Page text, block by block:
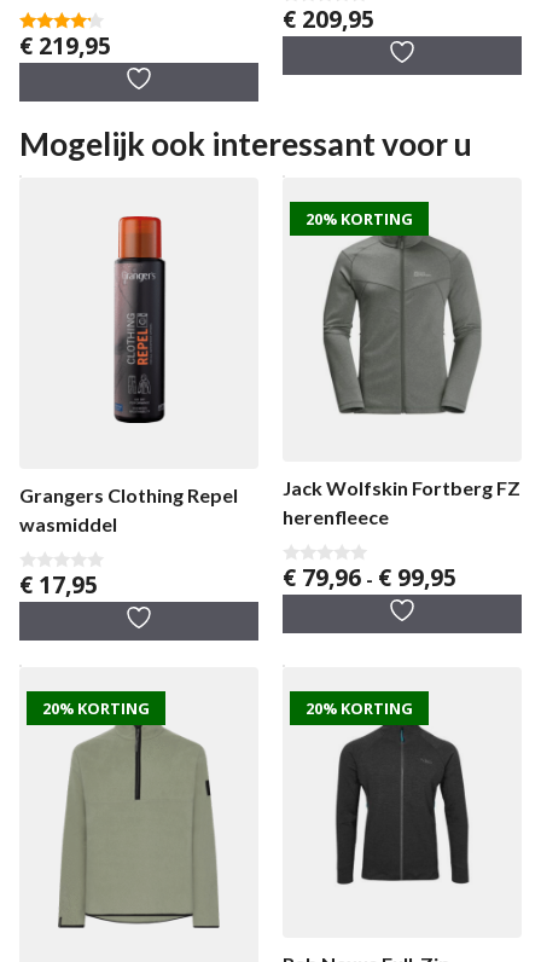
4.00
van 5
€ 219,95
0
v
5
€ 209,95
Mogelijk ook interessant voor u
Grangers Clothing Repel
wasmiddel
0
v
€ 17,95
20% KORTING
Jack Wolfskin Fortberg FZ
herenfleece
0
v
5
€ 79,96 - € 99,95
€ 79,96
20% KORTING 20% KORTING